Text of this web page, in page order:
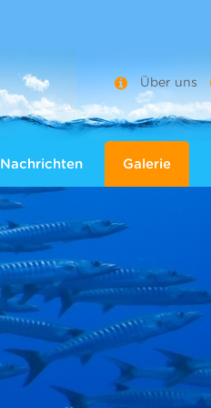
Über uns
Nachrichten Galerie